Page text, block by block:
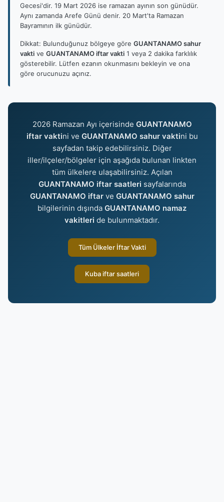
Gecesi'dir. 19 Mart 2026 ise ramazan ayının son günüdür.
Aynı zamanda Arefe Günü denir. 20 Mart'ta Ramazan
Bayramının ilk günüdür.
Dikkat: Bulunduğunuz bölgeye göre GUANTANAMO sahur
vakti ve GUANTANAMO iftar vakti 1 veya 2 dakika farklılık
gösterebilir. Lütfen ezanın okunmasını bekleyin ve ona
göre orucunuzu açınız.
2026 Ramazan Ayı içerisinde GUANTANAMO
iftar vaktini ve GUANTANAMO sahur vaktini bu
sayfadan takip edebilirsiniz. Diğer
iller/ilçeler/bölgeler için aşağıda bulunan linkten
tüm ülkelere ulaşabilirsiniz. Açılan
GUANTANAMO iftar saatleri sayfalarında
GUANTANAMO iftarve GUANTANAMO sahur
bilgilerinin dışında GUANTANAMO namaz
vakitleri de bulunmaktadır.
Tüm Ülkeler İftar Vakti
Kuba iftar saatleri